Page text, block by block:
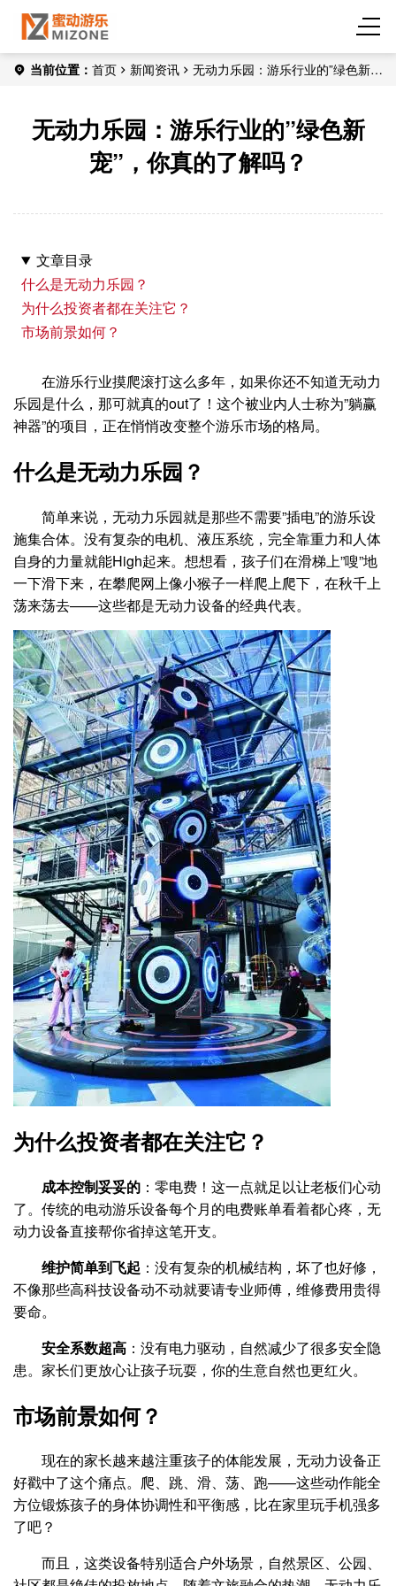
当前位置： 首页 新闻资讯
无动力乐园：游乐行业的”绿色新
无动力乐园：游乐行业的”绿色新
宠”，你真的了解吗？
文章目录
什么是无动力乐园？
为什么投资者都在关注它？
市场前景如何？
在游乐行业摸爬滚打这么多年，如果你还不知道无动力
乐园是什么，那可就真的out了！这个被业内人士称为”躺赢
神器”的项目，正在悄悄改变整个游乐市场的格局。
什么是无动力乐园？
简单来说，无动力乐园就是那些不需要”插电”的游乐设
施集合体。没有复杂的电机、液压系统，完全靠重力和人体
自身的力量就能High起来。想想看，孩子们在滑梯上”嗖”地
一下滑下来，在攀爬网上像小猴子一样爬上爬下，在秋千上
荡来荡去——这些都是无动力设备的经典代表。
为什么投资者都在关注它？
成本控制妥妥的 ：零电费！这一点就足以让老板们心动
了。传统的电动游乐设备每个月的电费账单看着都心疼，无
动力设备直接帮你省掉这笔开支。
维护简单到飞起 ：没有复杂的机械结构，坏了也好修，
不像那些高科技设备动不动就要请专业师傅，维修费用贵得
要命。
安全系数超高 ：没有电力驱动，自然减少了很多安全隐
患。家长们更放心让孩子玩耍，你的生意自然也更红火。
市场前景如何？
现在的家长越来越注重孩子的体能发展，无动力设备正
好戳中了这个痛点。爬、跳、滑、荡、跑——这些动作能全
方位锻炼孩子的身体协调性和平衡感，比在家里玩手机强多
了吧？
而且，这类设备特别适合户外场景，自然景区、公园、